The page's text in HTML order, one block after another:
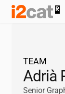
Salta
TEAM
Adrià
Senior